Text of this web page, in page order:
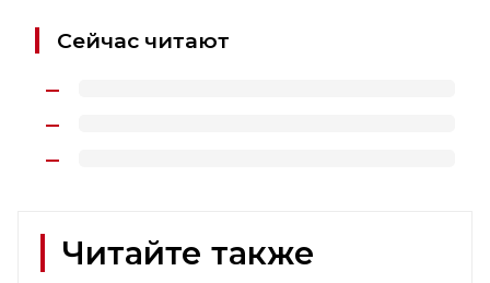
Сейчас читают
Читайте также